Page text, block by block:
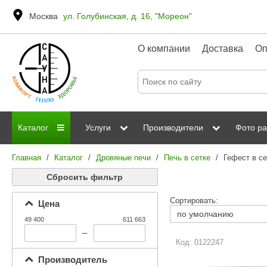
Москва ул. Голубинская, д. 16, "Мореон"
О компании Доставка
Каталог
Дровяные печи
Электрические печи
Услуги
Сауны
ИК сауны
Производители
Grandis
Kastor Sawo
Steam and Water
Фото
Главная / Каталог / Дровяные печи / Печь в сетке / Гефест в
Сбросить фильтр
Цена
49 400
–
611 663
Производитель
Сортировать:
Код: 0122247